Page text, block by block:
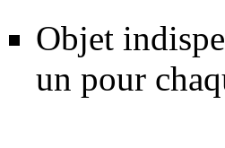
Objet
un pour